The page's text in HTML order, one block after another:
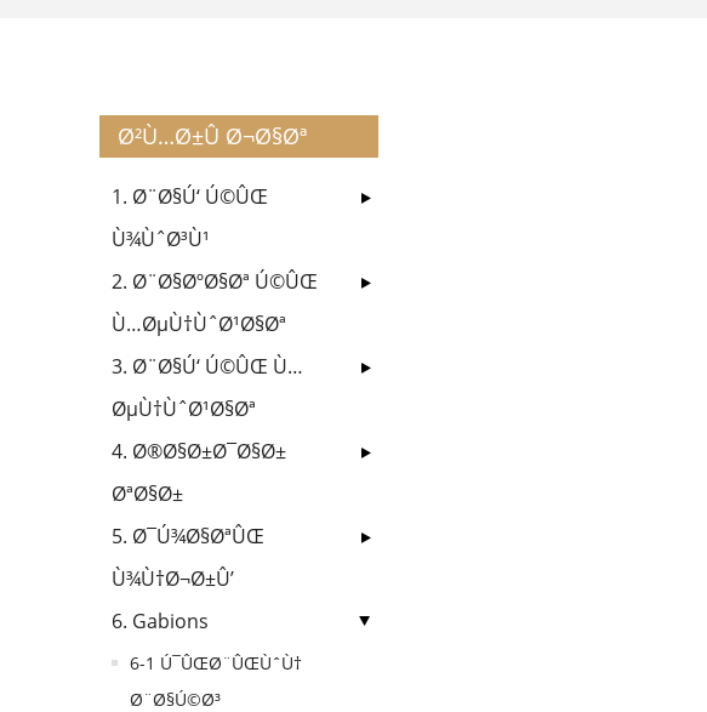
Ø²Ù…Ø±Û Ø¬Ø§Øª
1. Ø¨Ø§Ú‘ Ú©ÛŒ
Ù¾ÙˆØ³Ù¹
2. Ø¨Ø§ØºØ§Øª Ú©ÛŒ
Ù…ØµÙ†ÙˆØ¹Ø§Øª
3. Ø¨Ø§Ú‘ Ú©ÛŒ Ù…
ØµÙ†ÙˆØ¹Ø§Øª
4. Ø®Ø§Ø±Ø¯Ø§Ø±
ØªØ§Ø±
5. Ø¯Ú¾Ø§ØªÛŒ
Ù¾Ù†Ø¬Ø±Û’
6. Gabions
6-1 Ú¯ÛŒØ¨ÛŒÙˆÙ†
Ø¨Ø§Ú©Ø³